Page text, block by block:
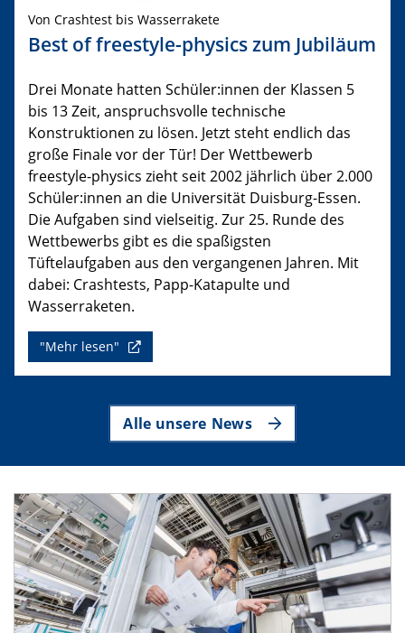
Von Crashtest bis Wasserrakete
Best of freestyle-physics zum Jubiläum
Drei Monate hatten Schüler:innen der Klassen 5
bis 13 Zeit, anspruchsvolle technische
Konstruktionen zu lösen. Jetzt steht endlich das
große Finale vor der Tür! Der Wettbewerb
freestyle-physics zieht seit 2002 jährlich über 2.000
Schüler:innen an die Universität Duisburg-Essen.
Die Aufgaben sind vielseitig. Zur 25. Runde des
Wettbewerbs gibt es die spaßigsten
Tüftelaufgaben aus den vergangenen Jahren. Mit
dabei: Crashtests, Papp-Katapulte und
Wasserraketen.
"Mehr lesen"
Alle unsere News